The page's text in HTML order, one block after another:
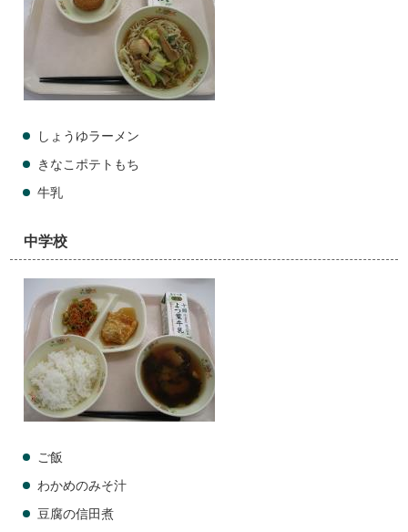
しょうゆラーメン
きなこポテトもち
牛乳
中学校
ご飯
わかめのみそ汁
豆腐の信田煮